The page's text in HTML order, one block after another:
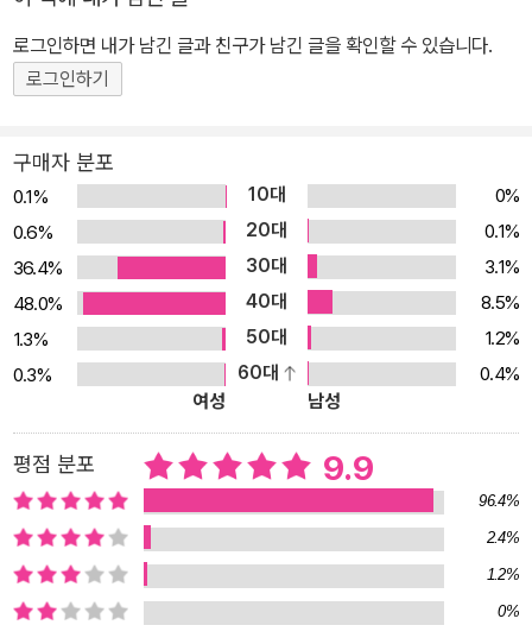
습에 맞춰진 사교육 안에서 아이들은 수학공부의 재미를 발견하지 못
하고 흥미를 잃을 수밖에 없는 현실이다. 잠수네 학습법이 여타의 공
부법과 차별화되는 지점은 그러한 학부모들의 고민을 함께 해결하고,
가장 궁금해하는 부분들을 놓치지 않고 명쾌한 해답을 알려준다. 초
등학생이 선행학습을 하는 것이 의미가 있는지, 심화학습은 어디까지
해야 하는지, 사고력 수학과 창의력 수학은 어떻게 공부하는 것인지,
과연 학원은 어떻게 보내야할지 등 잠수네 회원들과 함께 고민한 문
제들을 수년간의 체험으로 입증한 사례를 바탕으로 설득력 있게 전한
다. 《잠수네 아이들의 소문난 수학공부법》은 본질에 충실하여 실수나
긴장으로 인해 놓치는 문제가 없도록, 그리고 진득하게 문제해결을
할 수 있도록 최적의 학습 솔루션을 제시한다. 이 책은 부모들이 더 이
보며 사고력과 문제해결력, 창의력을 갖춘 인재로 자라도록 뒷받침하
는 현명한 부모의 시각을 일깨워줄 것이다. 잠수네 수십만 엄마들과
아이들이 검증한 공부법의 결정판 수학이 즐거워지는 추천 교구와 교
재 목록 수록 1부에서는 수학에 대한 부모들의 고민을 살펴보고, 어떤
방식으로 우리 아이에게 꼭 맞는 수학공부법을 찾을 수 있을지 접근
로그인하면 내가 남긴 글과 친구가 남긴 글을 확인할 수 있습니다.
로그인하기
구매자 분포
0.1% 10대
0%
0.6%
20대
0.1%
36.4%
30대
3.1%
48.0%
40대
8.5%
1.3%
50대
1.2%
0.3%
60대
0.4%
여성
남성
평점 분포 9.9
96.4%
2.4%
1.2%
0%